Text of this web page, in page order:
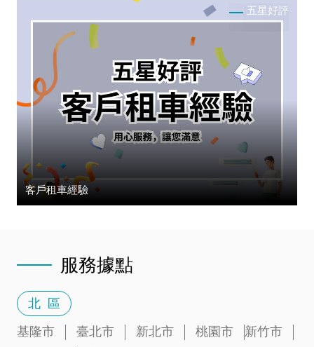
五星好評
客戶租車經驗
服務據點
北 區
基隆市
臺北市 新北市 桃園市
新竹市